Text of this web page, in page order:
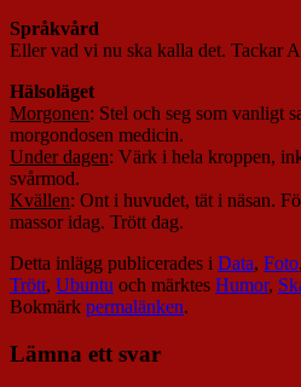
Språkvård
Eller vad vi nu ska kalla det. Tackar
Hälsoläget
Morgonen: Stel och seg som vanligt
morgondosen medicin.
Under dagen: Värk i hela kroppen,
svårmod.
Kvällen: Ont i huvudet, tät i näsan.
massor idag. Trött dag.
Detta inlägg publicerades i Data, Foto,
Trött, Ubuntu och märktes Humor,
Bokmärk permalänken.
Lämna ett svar